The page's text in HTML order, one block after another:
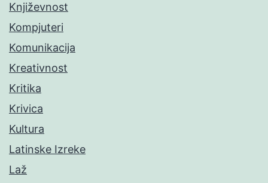
Književnost
Kompjuteri
Komunikacija
Kreativnost
Kritika
Krivica
Kultura
Latinske Izreke
Laž